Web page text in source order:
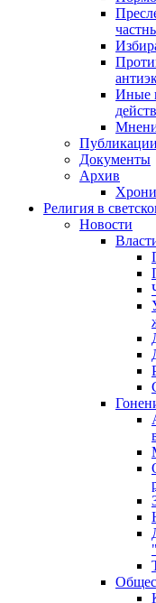
Иные
Публикации
Документы
Архив
Религия в
Новости